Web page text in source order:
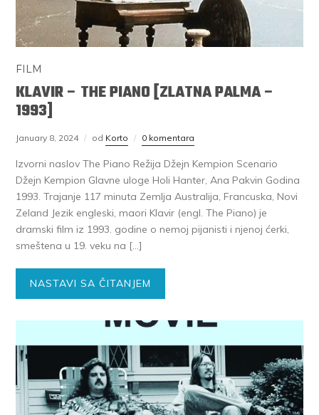
FILM
KLAVIR – THE PIANO [ZLATNA PALMA –
1993]
January 8, 2024 od Korto 0 komentara
Izvorni naslov The Piano Režija Džejn Kempion Scenario
Džejn Kempion Glavne uloge Holi Hanter, Ana Pakvin Godina
1993. Trajanje 117 minuta Zemlja Australija, Francuska, Novi
Zeland Jezik engleski, maori Klavir (engl. The Piano) je
dramski film iz 1993. godine o nemoj pijanisti i njenoj ćerki,
smeštena u 19. veku na […]
NASTAVI SA ČITANJEM